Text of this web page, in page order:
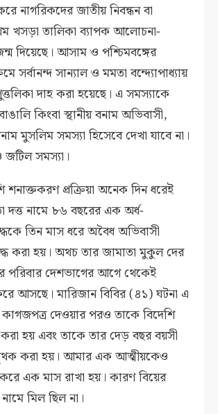
নাগরিকদের জাতীয় নিবন্ধন বা
খসড়া তালিকা ব্যাপক আলোচনা-
দিয়েছে। আসাম ও পশ্চিমবঙ্গের
সর্বানন্দ সান্যাল ও মমতা বন্দ্যোপাধ্যায়
দাহ করা হয়েছে। এ সমস্যাকে
কিংবা স্থানীয় বনাম অভিবাসী,
মুসলিম সমস্যা হিসেবে দেখা যাবে না।
সমস্যা।
শনাক্তকরণ প্রক্রিয়া অনেক দিন ধরেই
দত্ত নামে ৮৬ বছরের এক অর্ধ-
তিন মাস ধরে অবৈধ অভিবাসী
করা হয়। অথচ তার জামাতা মুকুল দের
পরিবার দেশভাগের আগে থেকেই
আসছে। মারিজান বিবির (৪১) ঘটনা এ
দেওয়ার পরও তাকে বিদেশি
হয় এবং তাকে তার দেড় বছর বয়সী
করা হয়। আমার এক আত্মীয়কেও
এক মাস রাখা হয়। কারণ বিয়ের
মিল ছিল না।